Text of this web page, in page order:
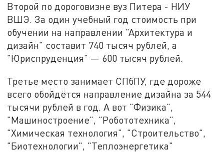
Второй по дороговизне вуз Питера - НИУ
ВШЭ. За один учебный год стоимость при
обучении на направлении "Архитектура и
дизайн" составит 740 тысяч рублей, а
"Юриспруденция" — 600 тысяч рублей.
Третье место занимает СПбПУ, где дороже
всего обойдётся направление дизайна за 544
тысячи рублей в год. А вот "Физика",
"Машиностроение", "Робототехника",
"Химическая технология", "Строительство",
"Биотехнологии", "Теплоэнергетика"